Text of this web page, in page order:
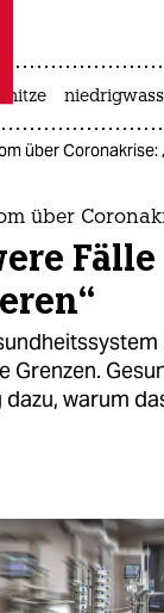
taz zahl ich
zahl ich
hitze
über
über
Fälle
Grenzen.
warum